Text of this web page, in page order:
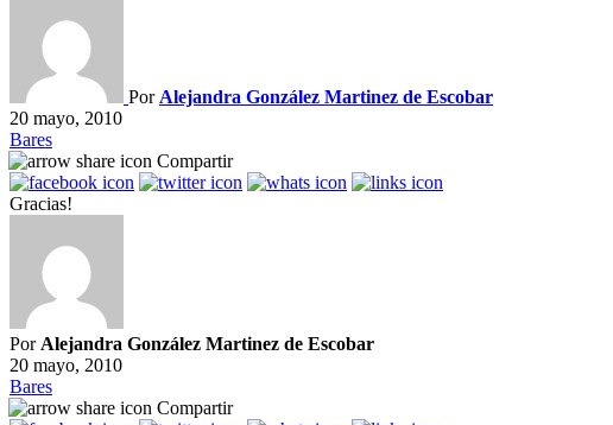
Por Alejandra González Martinez de Escobar
20 mayo, 2010
Bares
Compartir
Gracias!
Por Alejandra González Martinez de Escobar
20 mayo, 2010
Bares
Compartir